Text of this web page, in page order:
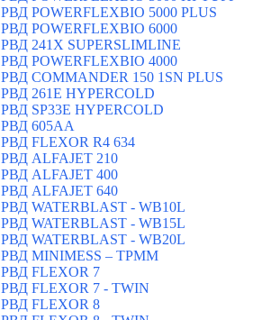
РВД POWERFLEXBIO 5000 PLUS
РВД POWERFLEXBIO 6000
РВД 241X SUPERSLIMLINE
РВД POWERFLEXBIO 4000
РВД СOMMANDER 150 1SN PLUS
РВД 261E HYPERCOLD
РВД SP33E HYPERCOLD
РВД 605AA
РВД FLEXOR R4 634
РВД ALFAJET 210
РВД ALFAJET 400
РВД ALFAJET 640
РВД WATERBLAST - WB10L
РВД WATERBLAST - WB15L
РВД WATERBLAST - WB20L
РВД MINIMESS – TPMM
РВД FLEXOR 7
РВД FLEXOR 7 - TWIN
РВД FLEXOR 8